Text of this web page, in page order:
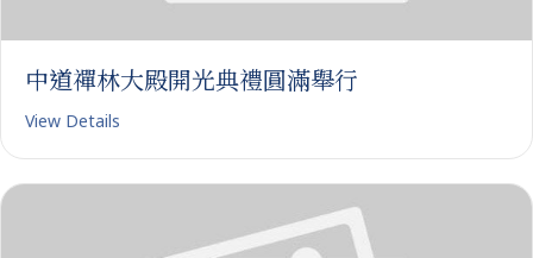
中道禪林大殿開光典禮圓滿舉行
View Details